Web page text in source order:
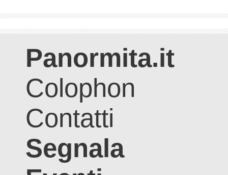
Panormita.it
Colophon
Contatti
Segnala